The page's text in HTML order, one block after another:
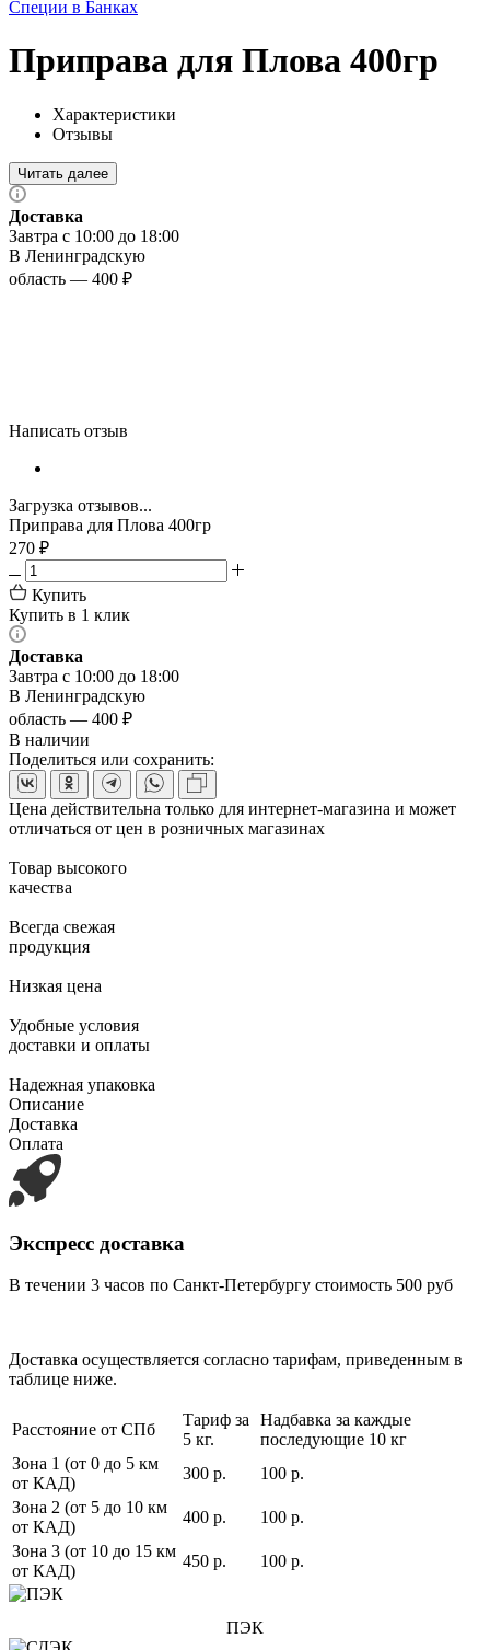
Специи в Банках
Приправа для Плова 400гр
Характеристики
Отзывы
Читать далее
Доставка
Завтра с 10:00 до 18:00
В Ленинградскую
область — 400 ₽
Написать отзыв
Загрузка отзывов...
Приправа для Плова 400гр
270 ₽
Купить
Купить в 1 клик
Доставка
Завтра с 10:00 до 18:00
В Ленинградскую
область — 400 ₽
В наличии
Поделиться или сохранить:
Цена действительна только для интернет-магазина и может
отличаться от цен в розничных магазинах
Товар высокого
качества
Всегда свежая
продукция
Низкая цена
Удобные условия
доставки и оплаты
Надежная упаковка
Описание
Доставка
Оплата
Экспресс доставка
В течении 3 часов по Санкт-Петербургу стоимость 500 руб
Доставка осуществляется согласно тарифам, приведенным в
таблице ниже.
Расстояние от СПб
Тариф за
5 кг.
Надбавка за каждые
последующие 10 кг
Зона 1 (от 0 до 5 км
от КАД)
300 р.
100 р.
Зона 2 (от 5 до 10 км
от КАД)
400 р.
100 р.
Зона 3 (от 10 до 15 км
от КАД)
450 р. 100 р.
ПЭК